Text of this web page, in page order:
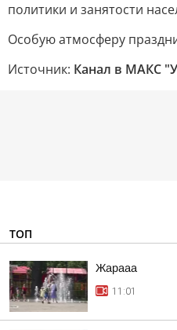
политики и занятости
Особую атмосферу
Источник: Канал в МАКС
ТОП
Жарааа
11:01